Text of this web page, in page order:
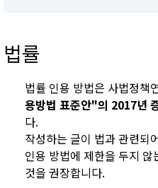
법률
법률 인용 방법은 사법정책
용방법 표준안"의 2017년
다.
작성하는 글이 법과 관련되
인용 방법에 제한을 두지
것을 권장합니다.